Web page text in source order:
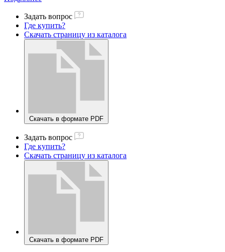
Задать вопрос
Где купить?
Скачать страницу из каталога
Скачать в формате PDF
Задать вопрос
Где купить?
Скачать страницу из каталога
Скачать в формате PDF